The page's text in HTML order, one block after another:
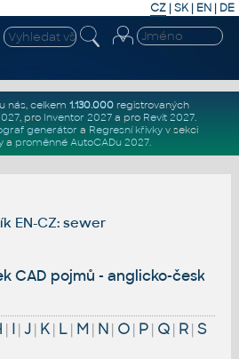
CZ | SK| EN | DE
nás, celkem 1.130.000registrovaných
, pro Inventor 2027a pro Revit 2027.
generátor a Regresní křivkyv sekci
a proměnné AutoCADu 2027.
EN-CZ: sewer
CAD pojmů - anglicko-český
| I| J| K| L| M| N| O| P| Q| R| S